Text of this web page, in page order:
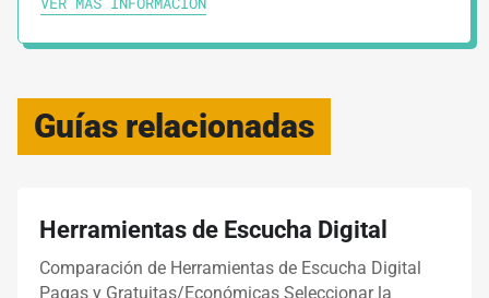
Guías relacionadas
Herramientas de Escucha Digital
Comparación de Herramientas de Escucha Digital
Pagas y Gratuitas/Económicas Seleccionar la